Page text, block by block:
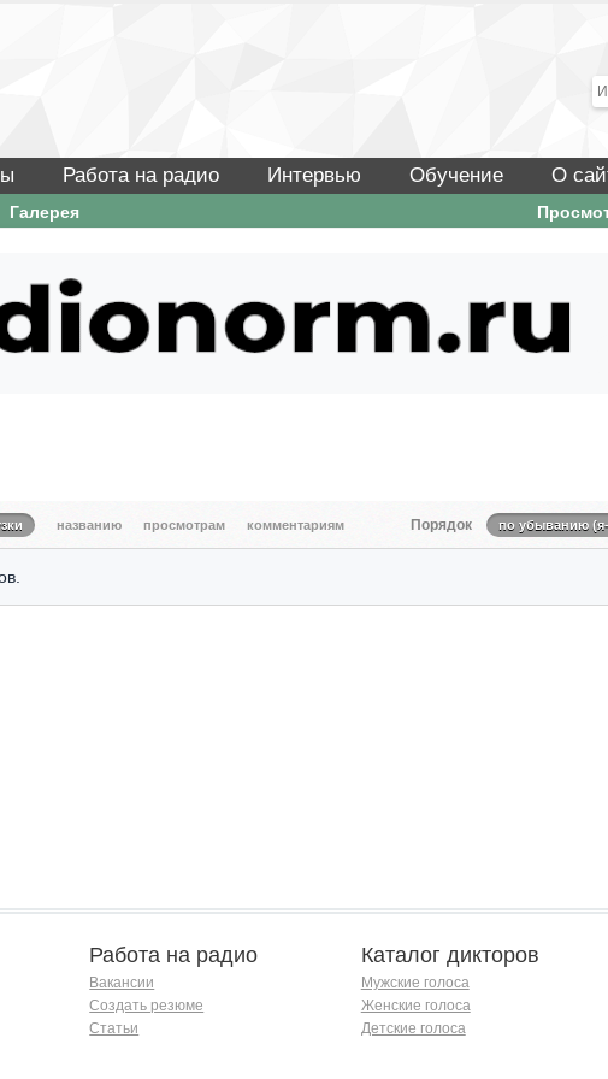
Работа на радио Интервью Обучение О
Галерея
названию просмотрам комментариям Порядок по убыванию
Работа на радио
Вакансии
Создать резюме
Статьи
Каталог дикторов
Мужские голоса
Женские голоса
Детские голоса